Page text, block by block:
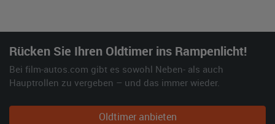
Rücken Sie Ihren Oldtimer ins Rampenlicht!
Bei film-autos.com gibt es sowohl Neben- als auch
Hauptrollen zu vergeben – und das immer wieder.
Oldtimer anbieten